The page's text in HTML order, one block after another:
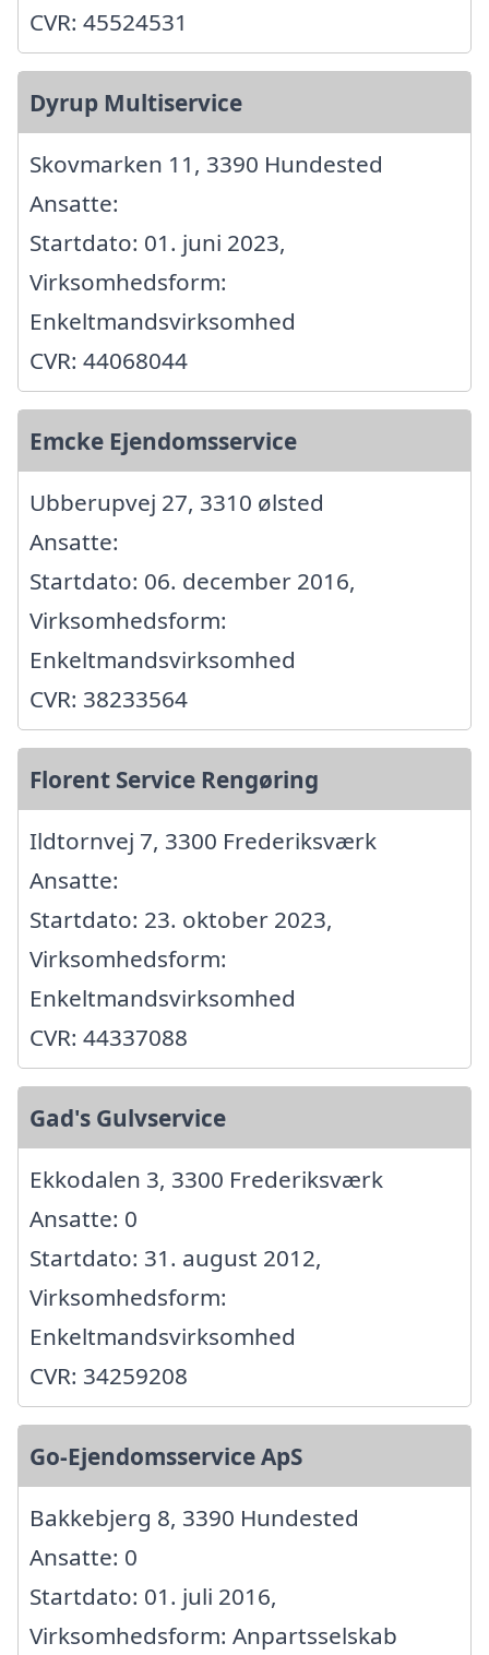
CVR: 45524531
Dyrup Multiservice
Skovmarken 11, 3390 Hundested
Ansatte:
Startdato: 01. juni 2023,
Virksomhedsform:
Enkeltmandsvirksomhed
CVR: 44068044
Emcke Ejendomsservice
Ubberupvej 27, 3310 ølsted
Ansatte:
Startdato: 06. december 2016,
Virksomhedsform:
Enkeltmandsvirksomhed
CVR: 38233564
Florent Service Rengøring
Ildtornvej 7, 3300 Frederiksværk
Ansatte:
Startdato: 23. oktober 2023,
Virksomhedsform:
Enkeltmandsvirksomhed
CVR: 44337088
Gad's Gulvservice
Ekkodalen 3, 3300 Frederiksværk
Ansatte: 0
Startdato: 31. august 2012,
Virksomhedsform:
Enkeltmandsvirksomhed
CVR: 34259208
Go-Ejendomsservice ApS
Bakkebjerg 8, 3390 Hundested
Ansatte: 0
Startdato: 01. juli 2016,
Virksomhedsform: Anpartsselskab